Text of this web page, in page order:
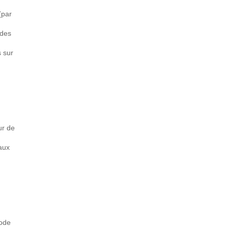
sur
de